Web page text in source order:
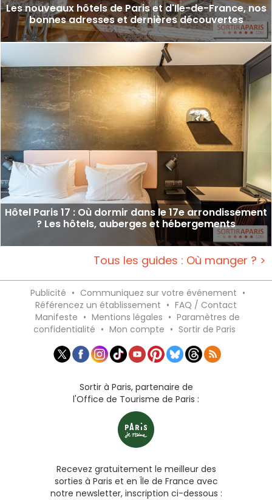
Les nouveaux hôtels de Paris et d'Ile-de-France, nos
bonnes adresses et dernières découvertes
Hôtel Paris 17 : Où dormir dans le 17e arrondissement
? Les hôtels, auberges et hébergements
Tous les guides : Où manger ? >
Publicité • Communiquez sur votre événement •
Référencez un établissement • FAQ / Contact
Manifeste • Mentions légales • Paramètres de
confidentialité • Mon compte • Sortir de Paris
Sortir à Paris, partenaire de
l'Office de Tourisme de Paris :
Recevez gratuitement le meilleur des
sorties à Paris et en Île de France avec
notre newsletter, inscription ci-dessous :